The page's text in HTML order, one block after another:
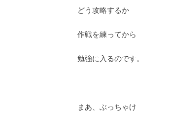
どう攻略するか
作戦を練ってから
勉強に入るのです。
まあ、ぶっちゃけ